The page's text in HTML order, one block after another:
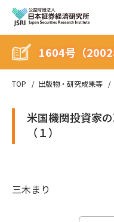
TOP 出版物・研究成果等
1604号（2002
米国機関投資家
（１）
三木まり